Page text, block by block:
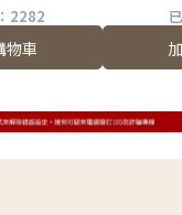
2282
物車